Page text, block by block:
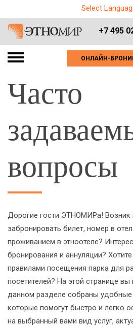
Select
+7 495
ОНЛАЙН-
Часто
вопросы
Дорогие гости ЭТНОМИРа! Возник
забронировать билет, номер в
проживанием в этноотеле?
бронирования и аннуляции?
правилами посещения парка для
посетителей? На этой странице вы
данном разделе собраны удобные
которые помогут быстро и легко
на выбранный вами вид услуг,